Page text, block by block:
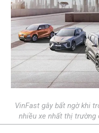
VinFast gây bất ngờ khi
nhiều xe nhất thị trường